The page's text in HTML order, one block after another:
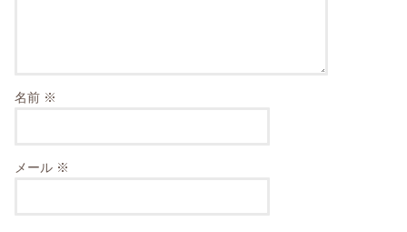
名前 ※
メール ※